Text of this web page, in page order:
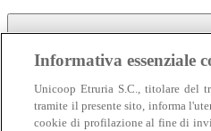
Informativa essenziale
Unicoop Etruria S.C., titolare del
tramite il presente sito, informa
cookie di profilazione al fine di